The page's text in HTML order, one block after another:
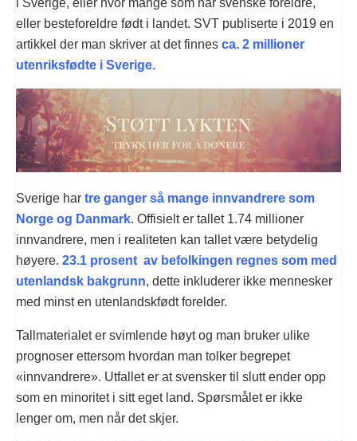
eller besteforeldre født i landet. SVT publiserte i 2019 en
artikkel der man skriver at det finnes ca. 2 millioner
utenriksfødte i Sverige.
Sverige har tre ganger så mange innvandrere som
Norge og Danmark. Offisielt er tallet 1.74 millioner
innvandrere, men i realiteten kan tallet være betydelig
høyere. 23.1 prosent av befolkingen regnes som med
utenlandsk bakgrunn, dette inkluderer ikke mennesker
med minst en utenlandskfødt forelder.
Tallmaterialet er svimlende høyt og man bruker ulike
prognoser ettersom hvordan man tolker begrepet
«innvandrere». Utfallet er at svensker til slutt ender opp
som en minoritet i sitt eget land. Spørsmålet er ikke
lenger om, men når det skjer.